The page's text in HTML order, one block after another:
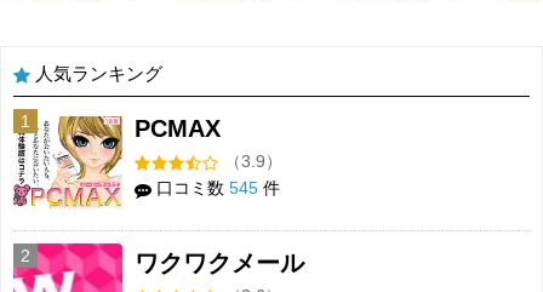
人気ランキング
1 PCMAX
（3.9）
口コミ数 545 件
2 ワクワクメール